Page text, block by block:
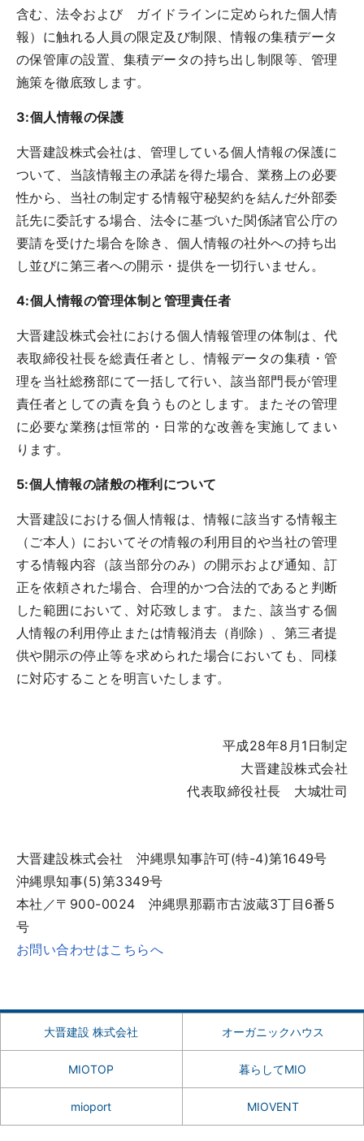
含む、法令および ガイドラインに定められた個人情
報）に触れる人員の限定及び制限、情報の集積データ
の保管庫の設置、集積データの持ち出し制限等、管理
施策を徹底致します。
3:個人情報の保護
大晋建設株式会社は、管理している個人情報の保護に
ついて、当該情報主の承諾を得た場合、業務上の必要
性から、当社の制定する情報守秘契約を結んだ外部委
託先に委託する場合、法令に基づいた関係諸官公庁の
要請を受けた場合を除き、個人情報の社外への持ち出
し並びに第三者への開示・提供を一切行いません。
4:個人情報の管理体制と管理責任者
大晋建設株式会社における個人情報管理の体制は、代
表取締役社長を総責任者とし、情報データの集積・管
理を当社総務部にて一括して行い、該当部門長が管理
責任者としての責を負うものとします。またその管理
に必要な業務は恒常的・日常的な改善を実施してまい
ります。
5:個人情報の諸般の権利について
大晋建設における個人情報は、情報に該当する情報主
（ご本人）においてその情報の利用目的や当社の管理
する情報内容（該当部分のみ）の開示および通知、訂
正を依頼された場合、合理的かつ合法的であると判断
した範囲において、対応致します。また、該当する個
人情報の利用停止または情報消去（削除）、第三者提
供や開示の停止等を求められた場合においても、同様
に対応することを明言いたします。
平成28年8月1日制定
大晋建設株式会社
代表取締役社長 大城壮司
大晋建設株式会社 沖縄県知事許可(特-4)第1649号
沖縄県知事(5)第3349号
本社／〒900-0024 沖縄県那覇市古波蔵3丁目6番5
号
お問い合わせはこちらへ
大晋建設 株式会社 オーガニックハウス
MIOTOP 暮らしてMIO
mioport MIOVENT